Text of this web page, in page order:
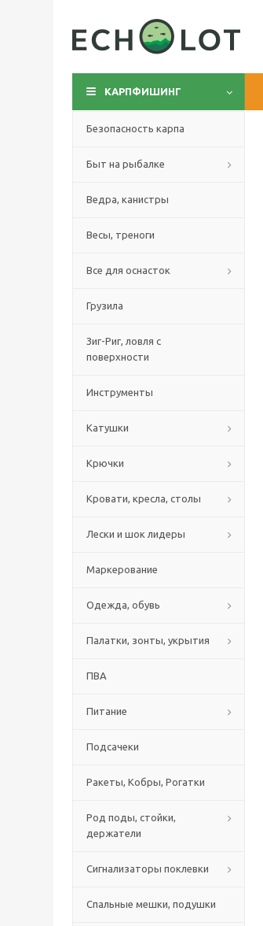
КАРПФИШИНГ
Безопасность карпа
Быт на рыбалке
Ведра, канистры
Весы, треноги
Все для оснасток
Грузила
Зиг-Риг, ловля с
поверхности
Инструменты
Катушки
Крючки
Кровати, кресла, столы
Лески и шок лидеры
Маркерование
Одежда, обувь
Палатки, зонты, укрытия
ПВА
Питание
Подсачеки
Ракеты, Кобры, Рогатки
Род поды, стойки,
держатели
Сигнализаторы поклевки
Спальные мешки, подушки